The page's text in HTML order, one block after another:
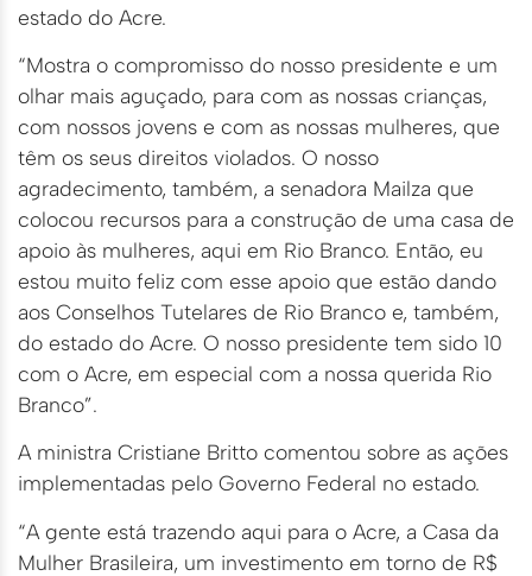
estado do Acre.
“Mostra o compromisso do nosso presidente e um
olhar mais aguçado, para com as nossas crianças,
com nossos jovens e com as nossas mulheres, que
têm os seus direitos violados. O nosso
agradecimento, também, a senadora Mailza que
colocou recursos para a construção de uma casa de
apoio às mulheres, aqui em Rio Branco. Então, eu
estou muito feliz com esse apoio que estão dando
aos Conselhos Tutelares de Rio Branco e, também,
do estado do Acre. O nosso presidente tem sido 10
com o Acre, em especial com a nossa querida Rio
Branco”.
A ministra Cristiane Britto comentou sobre as ações
implementadas pelo Governo Federal no estado.
“A gente está trazendo aqui para o Acre, a Casa da
Mulher Brasileira, um investimento em torno de R$